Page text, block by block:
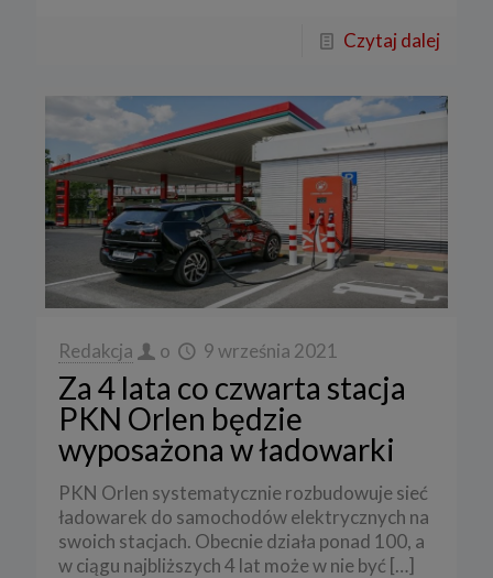
Czytaj dalej
Redakcja o 9 września 2021
Za 4 lata co czwarta stacja
PKN Orlen będzie
wyposażona w ładowarki
PKN Orlen systematycznie rozbudowuje sieć
ładowarek do samochodów elektrycznych na
swoich stacjach. Obecnie działa ponad 100, a
w ciągu najbliższych 4 lat może w nie być […]